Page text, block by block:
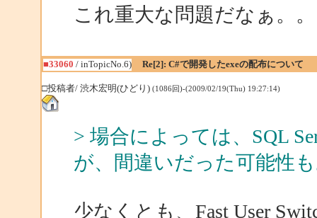
これ重大な問題だなぁ。
■33060 / inTopicNo.6) Re[2]: C#で開発したexeの配布について
□投稿者/ 渋木宏明(ひどり) (1086回)-(2009/02/19(Thu) 19:27:14)
> 場合によっては、SQL
が、間違いだった可能性
少なくとも、Fast User